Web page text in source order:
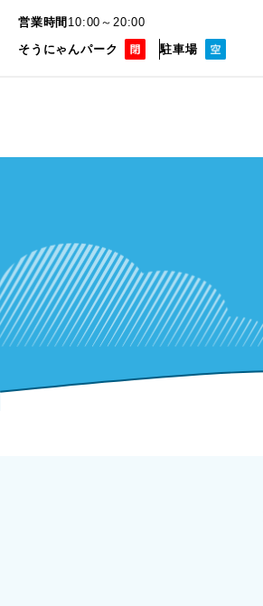
営業時間 10:00～20:00
そうにゃんパーク
駐車場